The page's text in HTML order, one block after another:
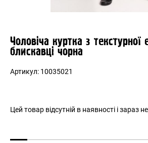
Чоловіча куртка з текстурної
блискавці чорна
Артикул: 10035021
Цей товар відсутній в наявності і зараз